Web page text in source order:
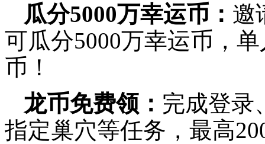
瓜分5000万幸运币： 邀
可瓜分5000万幸运币，
币！
龙币免费领： 完成登录
指定巢穴等任务，最高